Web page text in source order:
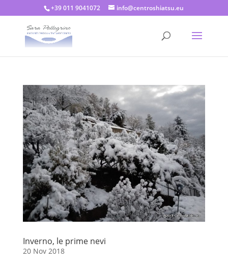
+39 011 9041072 info@centroshiatsu.eu
Inverno, le prime nevi
20 Nov 2018